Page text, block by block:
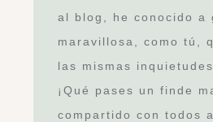
al blog, he conocido a
maravillosa, como tú,
las mismas inquietudes.
¡Qué pases un finde
compartido con todos